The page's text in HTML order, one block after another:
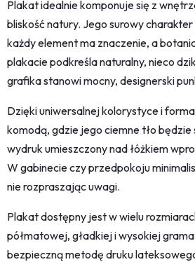
Plakat idealnie komponuje się z
bliskość natury. Jego surowy
każdy element ma znaczenie, a
plakacie podkreśla naturalny, nieco
grafika stanowi mocny, designerski
Dzięki uniwersalnej kolorystyce i
komodą, gdzie jego ciemne tło
wydruk umieszczony nad łóżkiem
W gabinecie czy przedpokoju
nie rozpraszając uwagi.
Plakat dostępny jest w wielu
półmatowej, gładkiej i wysokiej
bezpieczną metodę druku